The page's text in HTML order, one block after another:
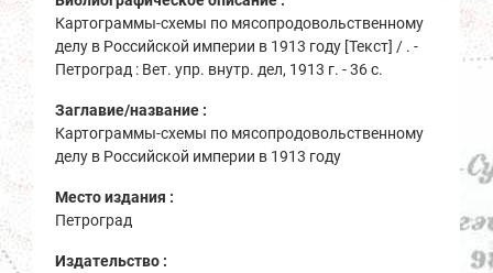
Картограммы-схемы по мясопродовольственному
делу в Российской империи в 1913 году [Текст] / . -
Петроград : Вет. упр. внутр. дел, 1913 г. - 36 с.
Заглавие/название :
Картограммы-схемы по мясопродовольственному
делу в Российской империи в 1913 году
Место издания :
Петроград
Издательство :